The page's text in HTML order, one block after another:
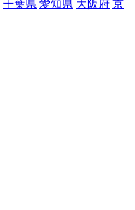
千葉県 愛知県 大阪府 京